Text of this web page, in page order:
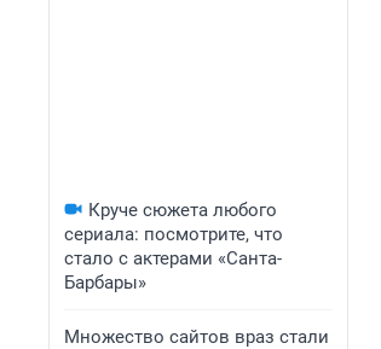
Круче сюжета любого
сериала: посмотрите, что
стало с актерами «Санта-
Барбары»
Множество сайтов враз стали